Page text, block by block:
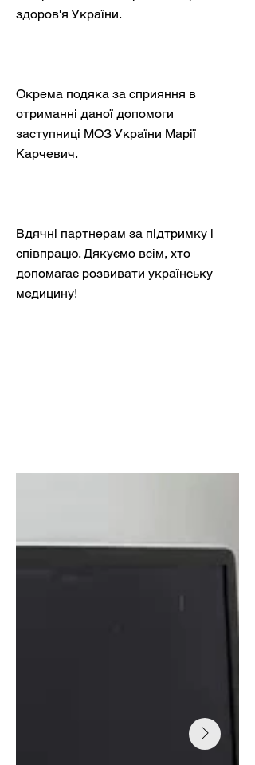
здоров'я України.
Окрема подяка за сприяння в
отриманні даної допомоги
заступниці МОЗ України Марії
Карчевич.
Вдячні партнерам за підтримку і
співпрацю. Дякуємо всім, хто
допомагає розвивати українську
медицину!